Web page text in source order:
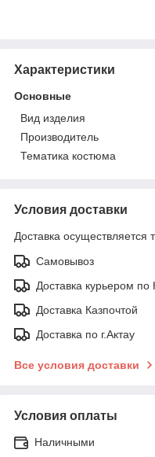
Характеристики
Основные
Вид изделия
Производитель
Тематика костюма
Условия доставки
Доставка осуществляется
Самовывоз
Доставка курьером по
Доставка Казпочтой
Доставка по г.Актау
Все условия доставки
Условия оплаты
Наличными